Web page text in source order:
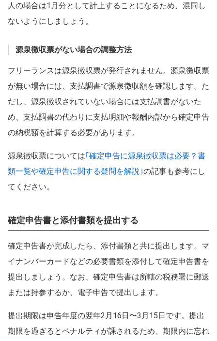
人の場合は1月分として計上することになるため、混同し
ないようにしましょう。
源泉徴収票がない場合の調整方法
フリーランスは源泉徴収票が発行されません。源泉徴収票
が無い場合には、支払調書で源泉徴収額を確認します。た
だし、源泉徴収されていない場合には支払調書がないた
め、支払調書の代わりに支払明細や報酬内訳から確定申告
の納税額を計算する必要があります。
源泉徴収票については｢確定申告に源泉徴収票は必要？書
類一覧や確定申告に関する疑問を解説｣の記事も参考にし
てください。
確定申告書と添付書類を提出する
確定申告書が完成したら、添付書類と共に提出します。マ
イナンバーカードなどの必要書類を添付して確定申告書を
提出しましょう。なお、確定申告書は所轄の税務署に郵送
または持参するか、電子申告で提出します。
提出期限は申告年度の翌年2月16日〜3月15日です。提出
期限を過ぎるとペナルティが課されるため、期限内に忘れ
この条件を選択